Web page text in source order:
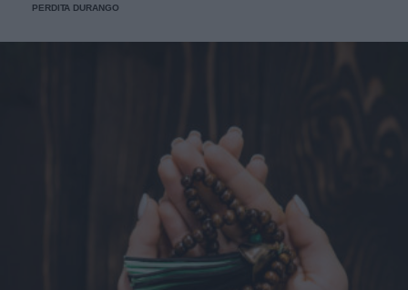
PERDITA DURANGO